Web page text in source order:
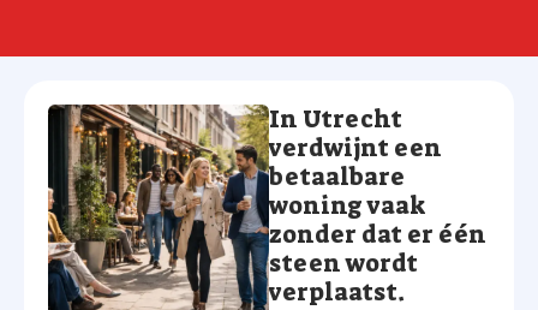
In Utrecht
verdwijnt een
betaalbare
woning vaak
zonder dat er één
steen wordt
verplaatst.